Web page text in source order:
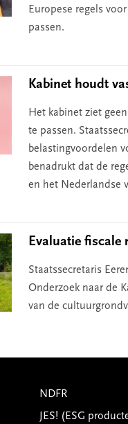
Europese regels
passen.
Kabinet houdt
Het kabinet ziet
te passen.
belastingvoordelen
benadrukt dat de
en het Nederlandse
Evaluatie fiscale
Staatssecretaris
Onderzoek naar de
van de
NDFR
JES! (ESG